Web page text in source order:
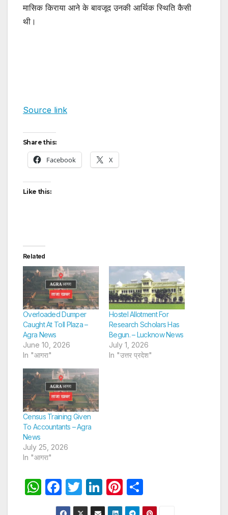
मासिक किराया आने के बावजूद उनकी आर्थिक स्थिति कैसी
थी।
Source link
Share this:
Facebook X
Like this:
Related
Overloaded Dumper
Caught At Toll Plaza –
Agra News
June 10, 2026
In "आगरा"
Hostel Allotment For
Research Scholars Has
Begun. – Lucknow News
July 1, 2026
In "उत्तर प्रदेश"
Census Training Given
To Accountants – Agra
News
July 25, 2026
In "आगरा"
W F
a
T
w
Li
n
Pi
nt h